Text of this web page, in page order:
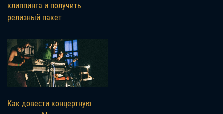
клиппинга и получить
релизный пакет
Как довести концертную